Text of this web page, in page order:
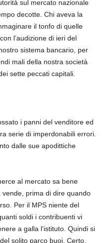
sul mercato nazionale
decotte. Chi aveva la
il tonfo di quelle
l’audizione di ieri del
sistema bancario, per
mali della nostra società
sette peccati capitali.
i panni del venditore ed
serie di imperdonabili errori.
dalle sue apodittiche
al mercato sa bene
vende, prima di dire quando
Per il MPS niente del
soldi i contribuenti vi
a galla l’istituto. Quindi si
solito parco buoi. Certo,